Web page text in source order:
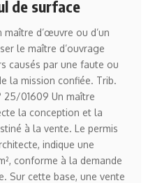
de surface
maître d’œuvre ou d’un
le maître d’ouvrage
causés par une faute ou
la mission confiée. Trib.
25/01609 Un maître
la conception et la
à la vente. Le permis
indique une
conforme à la demande
Sur cette base, une vente